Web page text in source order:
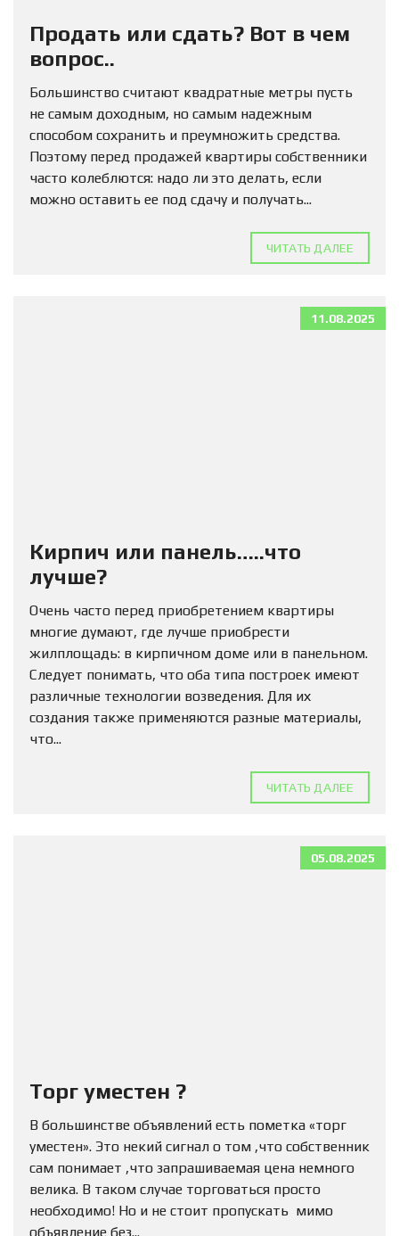
Продать или сдать? Вот в чем
вопрос..
Большинство считают квадратные метры пусть
не самым доходным, но самым надежным
способом сохранить и преумножить средства.
Поэтому перед продажей квартиры собственники
часто колеблются: надо ли это делать, если
можно оставить ее под сдачу и получать...
ЧИТАТЬ ДАЛЕЕ
11.08.2025
Кирпич или панель…..что
лучше?
Очень часто перед приобретением квартиры
многие думают, где лучше приобрести
жилплощадь: в кирпичном доме или в панельном.
Следует понимать, что оба типа построек имеют
различные технологии возведения. Для их
создания также применяются разные материалы,
что...
ЧИТАТЬ ДАЛЕЕ
05.08.2025
Торг уместен ?
В большинстве объявлений есть пометка «торг
уместен». Это некий сигнал о том ,что собственник
сам понимает ,что запрашиваемая цена немного
велика. В таком случае торговаться просто
необходимо! Но и не стоит пропускать мимо
объявление без...